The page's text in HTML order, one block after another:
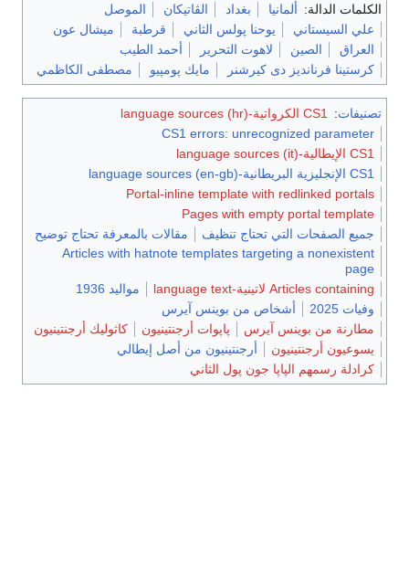
الكلمات الدالة: ألمانيا بغداد الڤاتيكان
الموصل
علي السيستاني
يوحنا پولس الثاني قرطبة
ميشال عون
العراق
الصين لاهوت التحرير
أحمد الطيب
كرستينا فرنانديز دى كيرشنر
مايك پومپيو مصطفى الكاظمي
تصنيفات:
CS1 الكرواتية-language sources (hr)
CS1 errors: unrecognized parameter
CS1 الإيطالية-language sources (it)
CS1 الإنجليزية البريطانية-language sources (en-gb)
Portal-inline template with redlinked portals
Pages with empty portal template
جميع الصفحات التي تحتاج تنظيف
مقالات بالمعرفة تحتاج توضيح
Articles with hatnote templates targeting a nonexistent
page
Articles containing لاتينية-language text
مواليد 1936
وفيات 2025
أشخاص من بوينس آيرس
مطارنة من بوينس آيرس
پاپوات أرجنتينيون
كاثوليك أرجنتينيون
يسوعيون أرجنتينيون
أرجنتينيون من أصل إيطالي
كرادلة رسمهم الپاپا جون پول الثاني